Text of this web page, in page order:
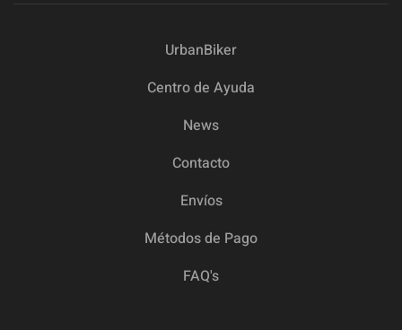
UrbanBiker
Centro de Ayuda
News
Contacto
Envíos
Métodos de Pago
FAQ's